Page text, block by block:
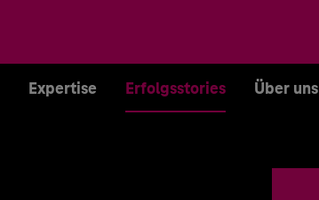
Expertise Erfolgsstories Über uns